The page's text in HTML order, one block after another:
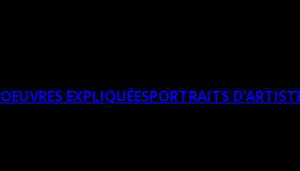
OEUVRES EXPLIQUÉESPORTRAITS